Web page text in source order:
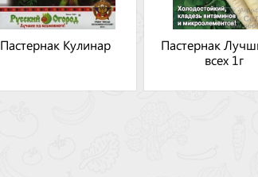
Пастернак Кулинар
Пастернак
всех 1г